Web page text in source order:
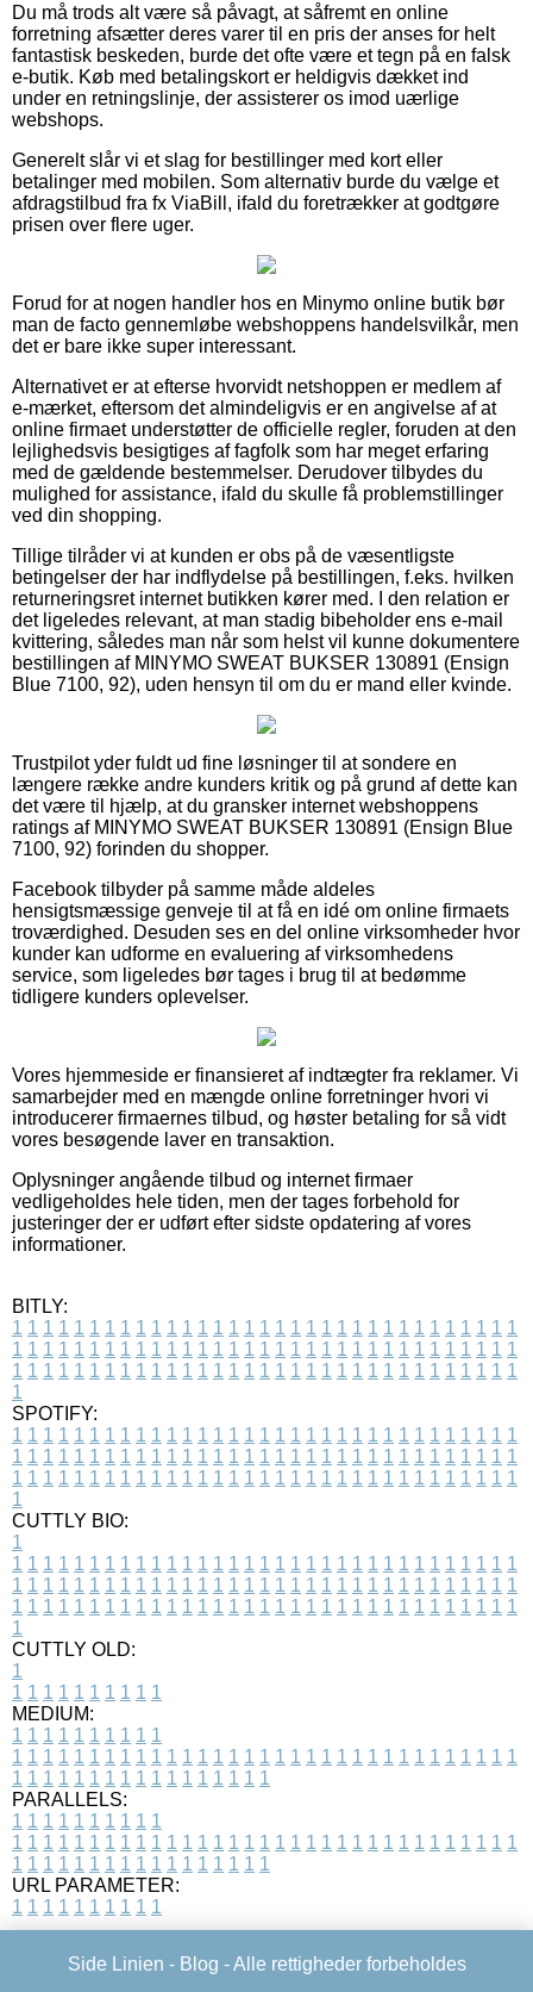
Du må trods alt være så påvagt, at såfremt en online
forretning afsætter deres varer til en pris der anses for helt
fantastisk beskeden, burde det ofte være et tegn på en falsk
e-butik. Køb med betalingskort er heldigvis dækket ind
under en retningslinje, der assisterer os imod uærlige
webshops.
Generelt slår vi et slag for bestillinger med kort eller
betalinger med mobilen. Som alternativ burde du vælge et
afdragstilbud fra fx ViaBill, ifald du foretrækker at godtgøre
prisen over flere uger.
Forud for at nogen handler hos en Minymo online butik bør
man de facto gennemløbe webshoppens handelsvilkår, men
det er bare ikke super interessant.
Alternativet er at efterse hvorvidt netshoppen er medlem af
e-mærket, eftersom det almindeligvis er en angivelse af at
online firmaet understøtter de officielle regler, foruden at den
lejlighedsvis besigtiges af fagfolk som har meget erfaring
med de gældende bestemmelser. Derudover tilbydes du
mulighed for assistance, ifald du skulle få problemstillinger
ved din shopping.
Tillige tilråder vi at kunden er obs på de væsentligste
betingelser der har indflydelse på bestillingen, f.eks. hvilken
returneringsret internet butikken kører med. I den relation er
det ligeledes relevant, at man stadig bibeholder ens e-mail
kvittering, således man når som helst vil kunne dokumentere
bestillingen af MINYMO SWEAT BUKSER 130891 (Ensign
Blue 7100, 92), uden hensyn til om du er mand eller kvinde.
Trustpilot yder fuldt ud fine løsninger til at sondere en
længere række andre kunders kritik og på grund af dette kan
det være til hjælp, at du gransker internet webshoppens
ratings af MINYMO SWEAT BUKSER 130891 (Ensign Blue
7100, 92) forinden du shopper.
Facebook tilbyder på samme måde aldeles
hensigtsmæssige genveje til at få en idé om online firmaets
troværdighed. Desuden ses en del online virksomheder hvor
kunder kan udforme en evaluering af virksomhedens
service, som ligeledes bør tages i brug til at bedømme
tidligere kunders oplevelser.
Vores hjemmeside er finansieret af indtægter fra reklamer. Vi
samarbejder med en mængde online forretninger hvori vi
introducerer firmaernes tilbud, og høster betaling for så vidt
vores besøgende laver en transaktion.
Oplysninger angående tilbud og internet firmaer
vedligeholdes hele tiden, men der tages forbehold for
justeringer der er udført efter sidste opdatering af vores
informationer.
BITLY:
1 1 1 1 1 1 1 1 1 1 1 1 1 1 1 1 1 1 1 1 1 1 1 1 1 1 1 1 1 1 1 1 1
1 1 1 1 1 1 1 1 1 1 1 1 1 1 1 1 1 1 1 1 1 1 1 1 1 1 1 1 1 1 1 1 1
1 1 1 1 1 1 1 1 1 1 1 1 1 1 1 1 1 1 1 1 1 1 1 1 1 1 1 1 1 1 1 1 1
1
SPOTIFY:
1 1 1 1 1 1 1 1 1 1 1 1 1 1 1 1 1 1 1 1 1 1 1 1 1 1 1 1 1 1 1 1 1
1 1 1 1 1 1 1 1 1 1 1 1 1 1 1 1 1 1 1 1 1 1 1 1 1 1 1 1 1 1 1 1 1
1 1 1 1 1 1 1 1 1 1 1 1 1 1 1 1 1 1 1 1 1 1 1 1 1 1 1 1 1 1 1 1 1
1
CUTTLY BIO:
1
1 1 1 1 1 1 1 1 1 1 1 1 1 1 1 1 1 1 1 1 1 1 1 1 1 1 1 1 1 1 1 1 1
1 1 1 1 1 1 1 1 1 1 1 1 1 1 1 1 1 1 1 1 1 1 1 1 1 1 1 1 1 1 1 1 1
1 1 1 1 1 1 1 1 1 1 1 1 1 1 1 1 1 1 1 1 1 1 1 1 1 1 1 1 1 1 1 1 1
1
CUTTLY OLD:
1
1 1 1 1 1 1 1 1 1 1
MEDIUM:
1 1 1 1 1 1 1 1 1 1
1 1 1 1 1 1 1 1 1 1 1 1 1 1 1 1 1 1 1 1 1 1 1 1 1 1 1 1 1 1 1 1 1
1 1 1 1 1 1 1 1 1 1 1 1 1 1 1 1 1
PARALLELS:
1 1 1 1 1 1 1 1 1 1
1 1 1 1 1 1 1 1 1 1 1 1 1 1 1 1 1 1 1 1 1 1 1 1 1 1 1 1 1 1 1 1 1
1 1 1 1 1 1 1 1 1 1 1 1 1 1 1 1 1
URL PARAMETER:
1 1 1 1 1 1 1 1 1 1
Side Linien - Blog - Alle rettigheder forbeholdes